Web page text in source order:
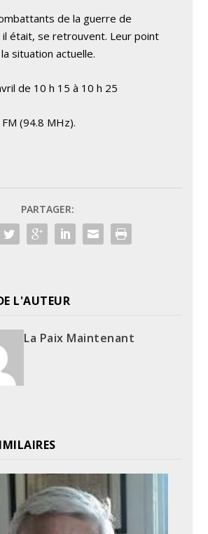
de la guerre de
il était, se retrouvent. Leur point
situation actuelle.
de 10 h 15 à 10 h 25
(94.8 MHz).
PARTAGER:
L'AUTEUR
La Paix Maintenant